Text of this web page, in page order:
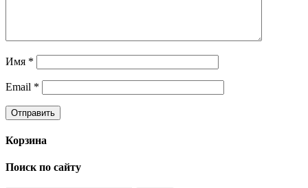
Имя *
Email *
Корзина
Поиск по сайту